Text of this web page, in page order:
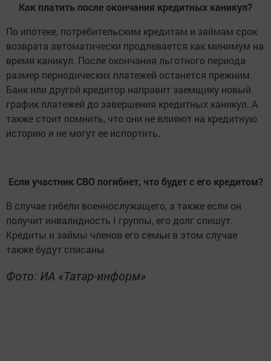
Как платить после окончания кредитных каникул?
По ипотеке, потребительским кредитам и займам срок
возврата автоматически продлевается как минимум на
время каникул. После окончания льготного периода
размер периодических платежей останется прежним.
Банк или другой кредитор направит заемщику новый
график платежей до завершения кредитных каникул. А
также стоит помнить, что они не влияют на кредитную
историю и не могут ее испортить.
Если участник СВО погибнет, что будет с его кредитом?
В случае гибели военнослужащего, а также если он
получит инвалидность I группы, его долг спишут.
Кредиты и займы членов его семьи в этом случае
также будут списаны.
Фото: ИА «Татар-информ»